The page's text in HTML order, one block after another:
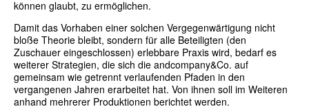
können glaubt, zu ermöglichen.
Damit das Vorhaben einer solchen Vergegenwärtigung nicht
bloße Theorie bleibt, sondern für alle Beteiligten (den
Zuschauer eingeschlossen) erlebbare Praxis wird, bedarf es
weiterer Strategien, die sich die andcompany&Co. auf
gemeinsam wie getrennt verlaufenden Pfaden in den
vergangenen Jahren erarbeitet hat. Von ihnen soll im Weiteren
anhand mehrerer Produktionen berichtet werden.